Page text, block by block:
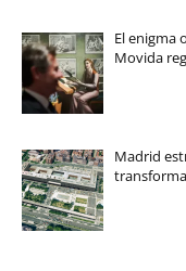
El enigma
Movida
Madrid